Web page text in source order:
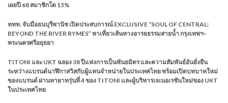
เผยปี 68 สมาชิกโต 15%
ททท. จับมือธนบุรีพานิช เปิดประสบการณ์ EXCLUSIVE “SOUL OF CENTRAL:
BEYOND THE RIVER RYMES” พาเที่ยวเส้นทางอารยธรรมสายน้ำ กรุงเทพฯ–
พระนครศรีอยุธยา
TITONI และ UKT ฉลอง 38 ปีแห่งการเป็นพันธมิตร และความสัมพันธ์อันยั่งยืน
ระหว่างแบรนด์นาฬิกาสวิสกับผู้แทนจำหน่ายในประเทศไทย พร้อมเปิดบทบาทใหม่
ของแบรนด์ ผ่านทายาทรุ่นที่ 4 ของ TITONI และผู้บริหารเจเนอเรชันใหม่ของ UKT
ในประเทศไทย